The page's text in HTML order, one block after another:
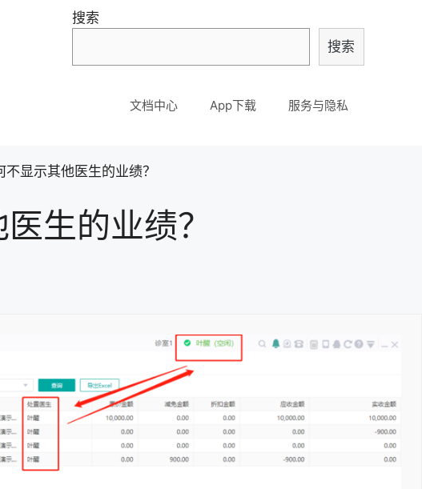
搜索
搜索
文档中心 App下载 服务与隐私
显示其他医生的业绩？
生的业绩？